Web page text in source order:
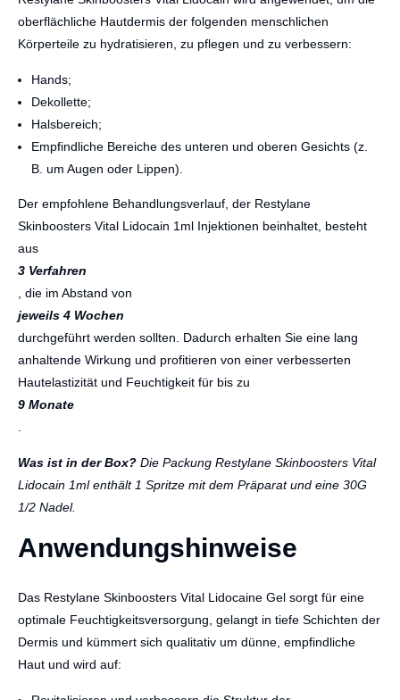
oberflächliche Hautdermis der folgenden menschlichen
Körperteile zu hydratisieren, zu pflegen und zu verbessern:
Hands;
Dekollette;
Halsbereich;
Empfindliche Bereiche des unteren und oberen Gesichts (z.
B. um Augen oder Lippen).
Der empfohlene Behandlungsverlauf, der Restylane
Skinboosters Vital Lidocain 1ml Injektionen beinhaltet, besteht
aus
3 Verfahren
, die im Abstand von
jeweils 4 Wochen
durchgeführt werden sollten. Dadurch erhalten Sie eine lang
anhaltende Wirkung und profitieren von einer verbesserten
Hautelastizität und Feuchtigkeit für bis zu
9 Monate
Was ist in der Box? Die Packung Restylane Skinboosters Vital
Lidocain 1ml enthält 1 Spritze mit dem Präparat und eine 30G
1/2 Nadel.
Anwendungshinweise
Das Restylane Skinboosters Vital Lidocaine Gel sorgt für eine
optimale Feuchtigkeitsversorgung, gelangt in tiefe Schichten der
Dermis und kümmert sich qualitativ um dünne, empfindliche
Haut und wird auf: